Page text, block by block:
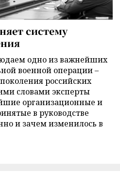
систему
одно из важнейших
военной операции –
российских
словами эксперты
организационные и
в руководстве
и зачем изменилось в